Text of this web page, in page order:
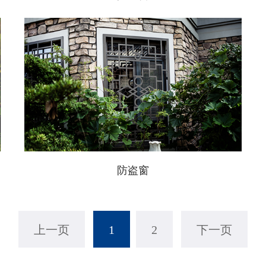
防盗窗
上一页 1 2 下一页